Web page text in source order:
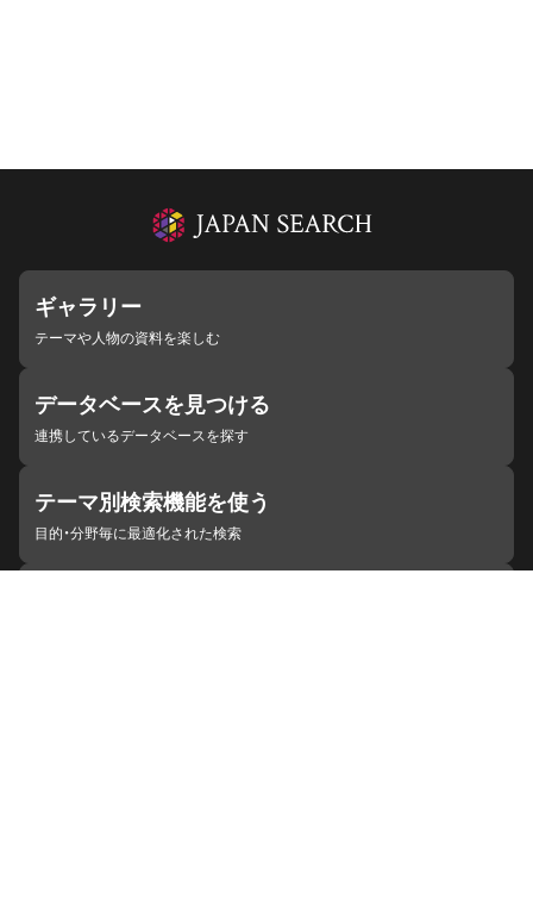
ギャラリー
テーマや人物の資料を楽しむ
データベースを見つける
連携しているデータベースを探す
テーマ別検索機能を使う
目的・分野毎に最適化された検索